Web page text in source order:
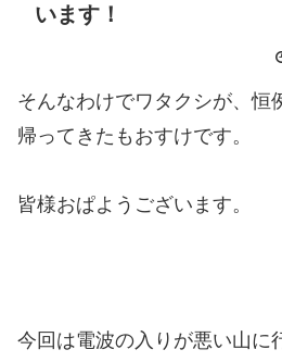
います！
そんなわけでワタクシが、恒
帰ってきたもおすけです。
皆様おぱようございます。
今回は電波の入りが悪い山に